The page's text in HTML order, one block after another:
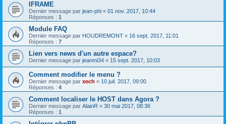
IFRAME
Dernier message par jean-phi « 01 nov. 2017, 10:44
Réponses : 1
Module FAQ
Dernier message par HOUDREMONT « 16 sept. 2017, 11:01
Réponses : 7
Lien vers news d'un autre espace?
Dernier message par jeanmi34 « 15 sept. 2017, 10:03
Comment modifier le menu ?
Dernier message par xech « 10 juil. 2017, 09:00
Réponses : 4
Comment localiser le HOST dans Agora ?
Dernier message par AlainR « 30 mai 2017, 08:36
Réponses : 1